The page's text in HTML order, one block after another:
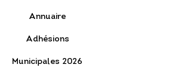
Annuaire
Adhésions
Municipales 2026